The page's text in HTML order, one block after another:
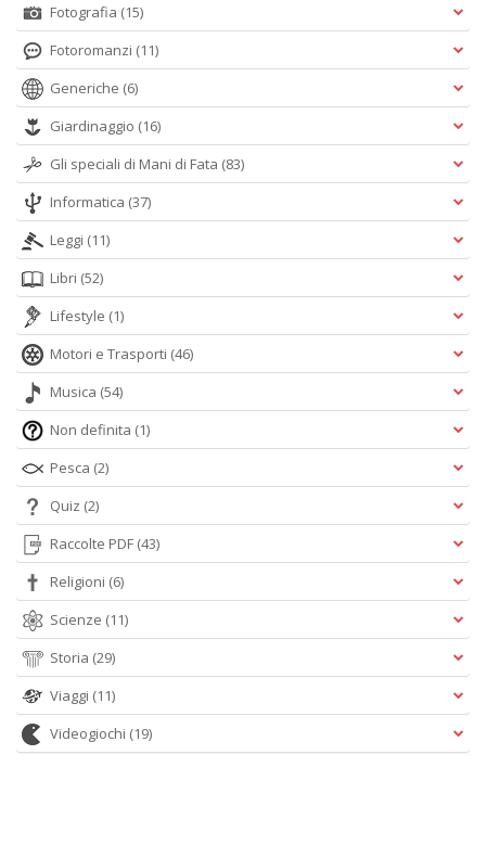
Fotografia (15)
Fotoromanzi (11)
Generiche (6)
Giardinaggio (16)
Gli speciali di Mani di Fata (83)
Informatica (37)
Leggi (11)
Libri (52)
Lifestyle (1)
Motori e Trasporti (46)
Musica (54)
Non definita (1)
Pesca (2)
Quiz (2)
Raccolte PDF (43)
Religioni (6)
Scienze (11)
Storia (29)
Viaggi (11)
Videogiochi (19)